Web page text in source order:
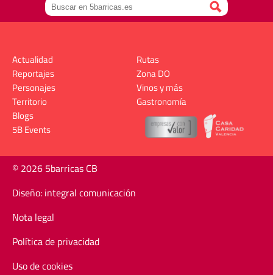
Actualidad
Reportajes
Personajes
Territorio
Rutas
Zona DO
Vinos y más
Gastronomía
Blogs
5B Events
© 2026 5barricas CB
Diseño: integral comunicación
Nota legal
Política de privacidad
Uso de cookies